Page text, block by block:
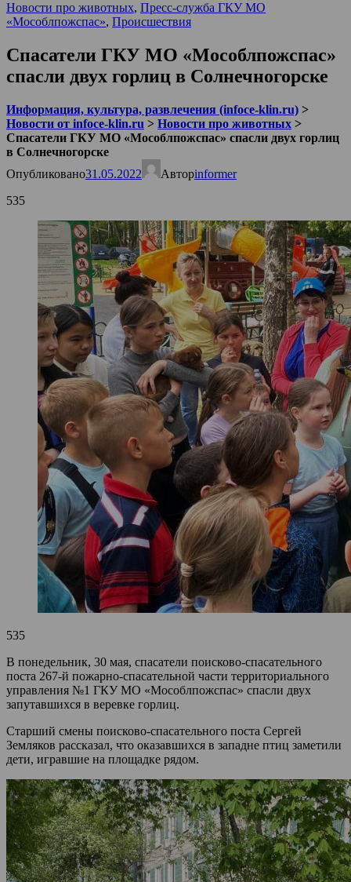
Новости про животных, Пресс-служба ГКУ МО
«Мособлпожспас», Происшествия
Спасатели ГКУ МО «Мособлпожспас»
спасли двух горлиц в Солнечногорске
Информация, культура, развлечения (infoce-klin.ru) >
Новости от infoce-klin.ru > Новости про животных >
Спасатели ГКУ МО «Мособлпожспас» спасли двух горлиц
в Солнечногорске
Опубликовано31.05.2022 Авторinformer
535
535
В понедельник, 30 мая, спасатели поисково-спасательного
поста 267-й пожарно-спасательной части территориального
управления №1 ГКУ МО «Мособлпожспас» спасли двух
запутавшихся в веревке горлиц.
Старший смены поисково-спасательного поста Сергей
Земляков рассказал, что оказавшихся в западне птиц заметили
дети, игравшие на площадке рядом.